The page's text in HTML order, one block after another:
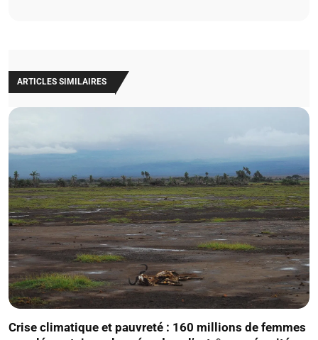
ARTICLES SIMILAIRES
Crise climatique et pauvreté : 160 millions de femmes